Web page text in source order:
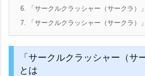
6. 「サークルクラッシャー（サークラ）
7. 「サークルクラッシャー（サークラ）
「サークルクラッシャー（サ
とは